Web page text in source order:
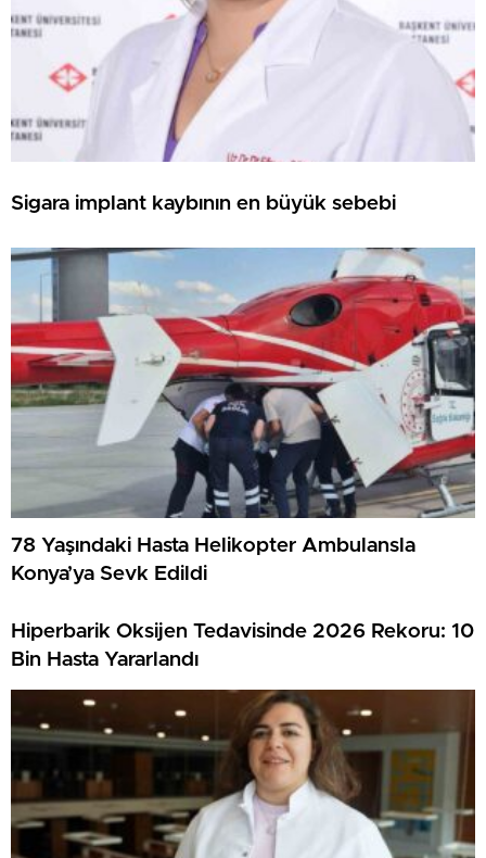
Sigara implant kaybının en büyük sebebi
78 Yaşındaki Hasta Helikopter Ambulansla
Konya’ya Sevk Edildi
Hiperbarik Oksijen Tedavisinde 2026 Rekoru: 10
Bin Hasta Yararlandı